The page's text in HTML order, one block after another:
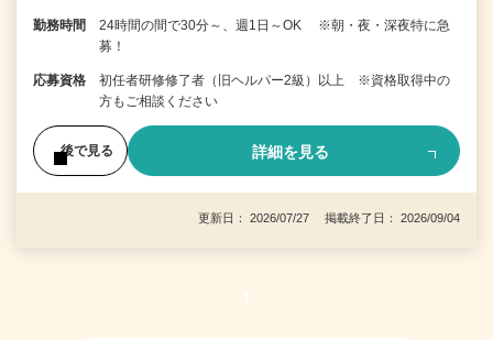
勤務時間
24時間の間で30分～、週1日～OK ※朝・夜・深夜特に急
募！
応募資格
初任者研修修了者（旧ヘルパー2級）以上 ※資格取得中の
方もご相談ください
後で見る 詳細を見る
更新日： 2026/07/27 掲載終了日： 2026/09/04
1